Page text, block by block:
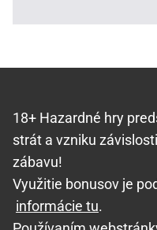
18+ Hazardné hry
strát a vzniku
zábavu!
Využitie bonusov je
informácie tu.